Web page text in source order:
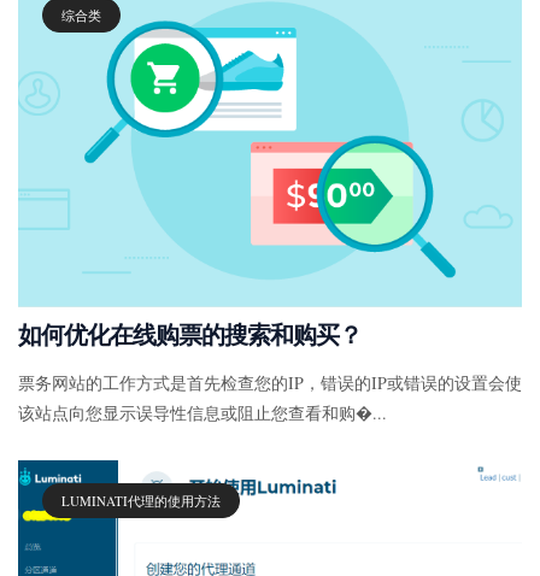
综合类
如何优化在线购票的搜索和购买？
票务网站的工作方式是首先检查您的IP，错误的IP或错误的设置会使
该站点向您显示误导性信息或阻止您查看和购�...
LUMINATI代理的使用方法